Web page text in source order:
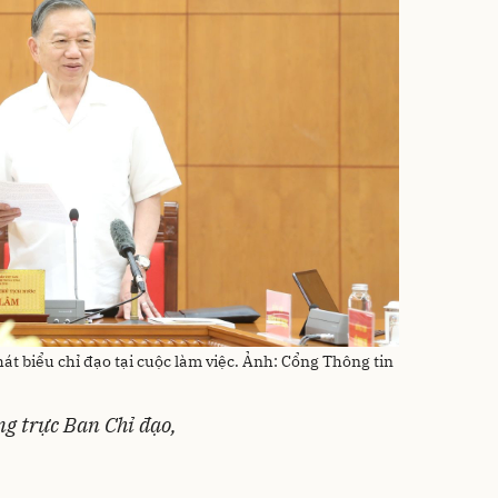
biểu chỉ đạo tại cuộc làm việc. Ảnh: Cổng Thông tin
trực Ban Chỉ đạo,